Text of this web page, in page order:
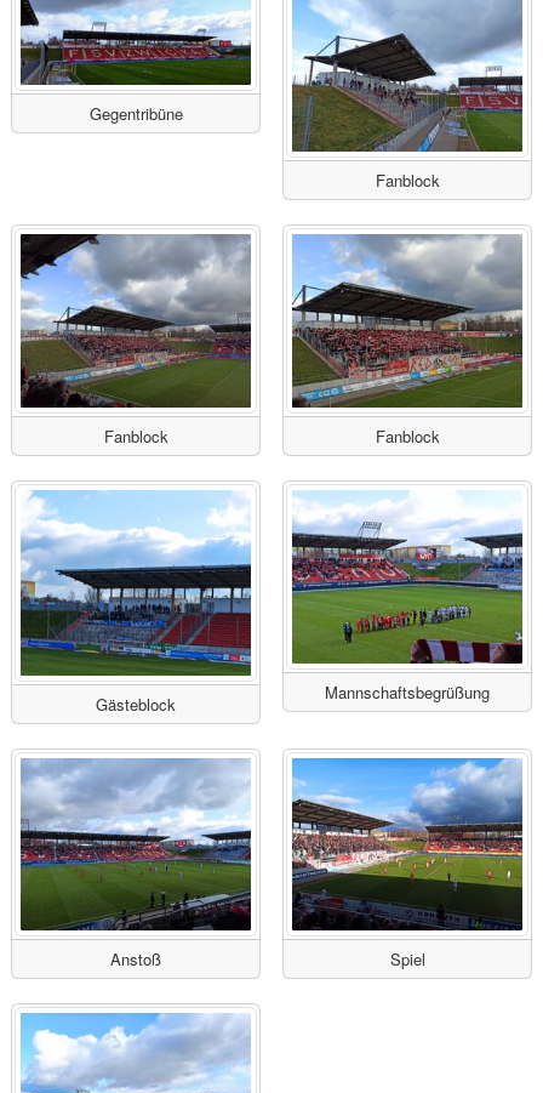
Gegentribüne
Fanblock
Fanblock Fanblock
Gästeblock
Mannschaftsbegrüßung
Anstoß Spiel